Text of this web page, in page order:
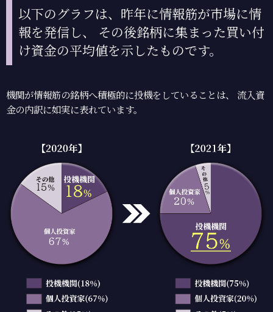
以下のグラフは、昨年に情報筋が市場に情
報を発信し、
その後銘柄に集まった買い付
け資金の平均値を示したものです。
機関が情報筋の銘柄へ積極的に投機をしていることは、
流入資
金の内訳に如実に表れています。